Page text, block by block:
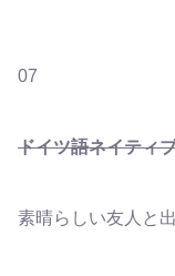
07
ドイツ語ネイティ
素晴らしい友人と